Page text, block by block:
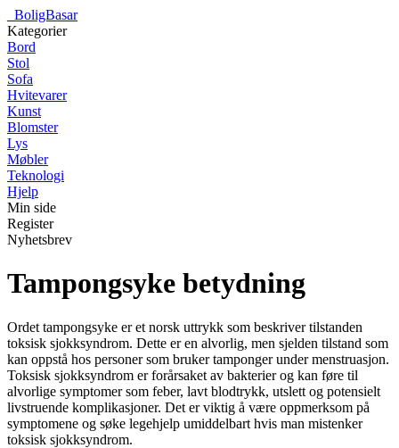
BoligBasar
Kategorier
Bord
Stol
Sofa
Hvitevarer
Kunst
Blomster
Lys
Møbler
Teknologi
Hjelp
Min side
Register
Nyhetsbrev
Tampongsyke betydning
Ordet tampongsyke er et norsk uttrykk som beskriver tilstanden
toksisk sjokksyndrom. Dette er en alvorlig, men sjelden tilstand som
kan oppstå hos personer som bruker tamponger under menstruasjon.
Toksisk sjokksyndrom er forårsaket av bakterier og kan føre til
alvorlige symptomer som feber, lavt blodtrykk, utslett og potensielt
livstruende komplikasjoner. Det er viktig å være oppmerksom på
symptomene og søke legehjelp umiddelbart hvis man mistenker
toksisk sjokksyndrom.